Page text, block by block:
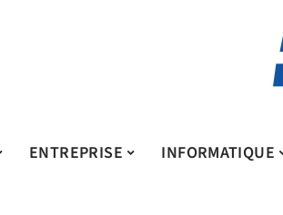
ENTREPRISE INFORMATIQUE